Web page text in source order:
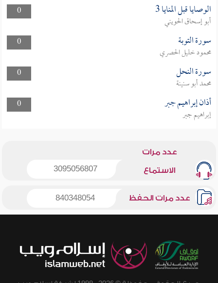
0
الوصايا قبل المنايا 3
أبو إسحاق الحويني
0
سورة التوبة
محمود خليل الحصري
0
سورة النحل
محمد أبو سنينة
0
أذان إبراهيم جبر
إبراهيم جبر
عدد مرات
الاستماع 3095056807
عدد مرات الحفظ 840348054